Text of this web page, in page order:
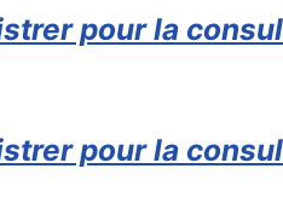
pour la
pour la